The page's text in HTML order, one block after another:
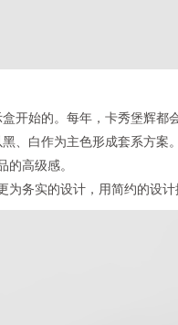
开始的。每年，卡秀堡辉
、白作为主色形成套系方
高级感。
为务实的设计，用简约的设